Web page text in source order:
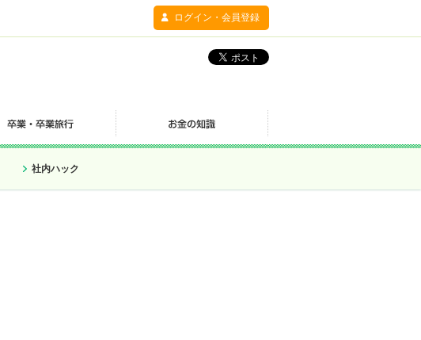
ログイン・会員登録
社内ハック